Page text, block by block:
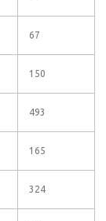
67
150
493
165
324